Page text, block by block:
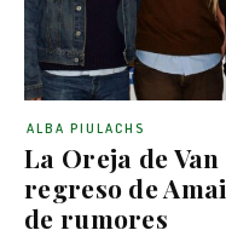
La Oreja de
regreso de
de rumores
ALBA PIULACHS